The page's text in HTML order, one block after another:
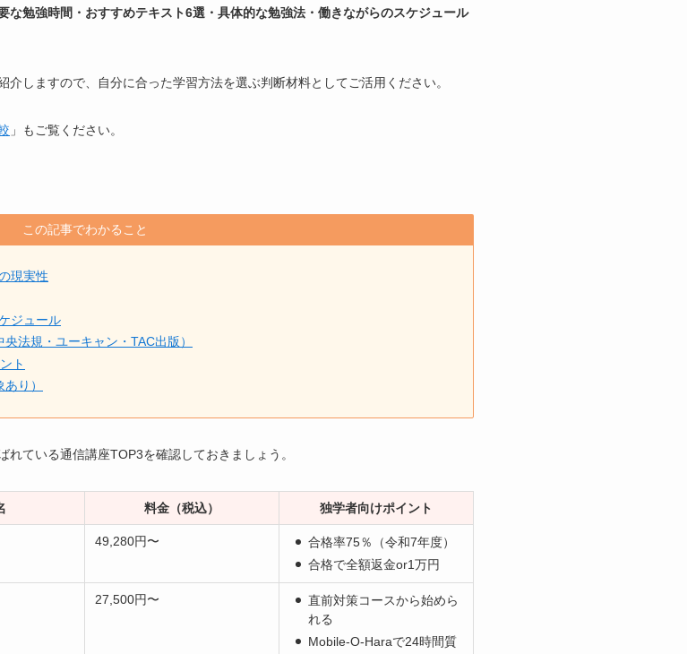
な勉強時間・おすすめテキスト6選・具体的な勉強法・働きながらのスケジュール
しますので、自分に合った学習方法を選ぶ判断材料としてご活用ください。
」もご覧ください。
この記事でわかること
現実性
ジュール
法規・ユーキャン・TAC出版）
ト
り）
ている通信講座TOP3を確認しておきましょう。
料金（税込） 独学者向けポイント
49,280円〜
合格率75％（令和7年度）
合格で全額返金or1万円
27,500円〜
直前対策コースから始めら
れる
Mobile-O-Haraで24時間質